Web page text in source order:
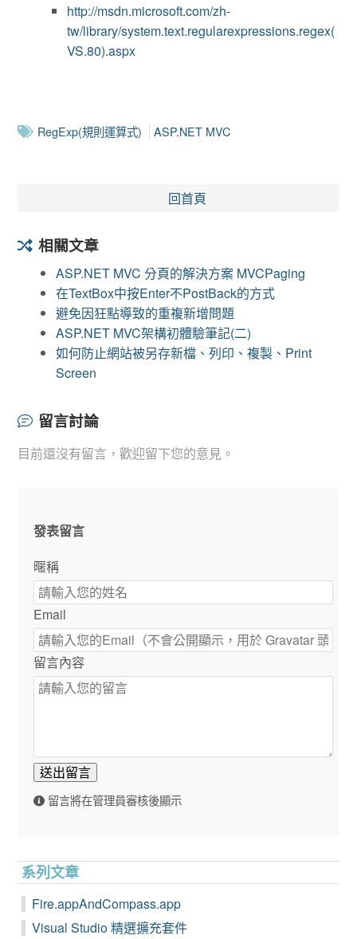
http://msdn.microsoft.com/zh-
tw/library/system.text.regularexpressions.regex(
VS.80).aspx
RegExp(規則運算式) ASP.NET MVC
回首頁
相關文章
ASP.NET MVC 分頁的解決方案 MVCPaging
在TextBox中按Enter不PostBack的方式
避免因狂點導致的重複新增問題
ASP.NET MVC架構初體驗筆記(二)
如何防止網站被另存新檔、列印、複製、Print
Screen
留言討論
目前還沒有留言，歡迎留下您的意見。
發表留言
暱稱
Email
留言內容
送出留言
留言將在管理員審核後顯示
系列文章
Fire.appAndCompass.app
Visual Studio 精選擴充套件